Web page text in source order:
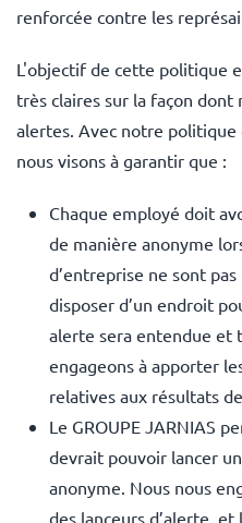
renforcée contre les
L'objectif de cette politique
très claires sur la façon dont
alertes. Avec notre politique
nous visons à garantir que :
Chaque employé doit
de manière anonyme
d’entreprise ne sont
disposer d’un endroit
alerte sera entendue et
engageons à apporter
relatives aux résultats
Le GROUPE JARNIAS
devrait pouvoir lancer
anonyme. Nous nous
des lanceurs d’alerte,